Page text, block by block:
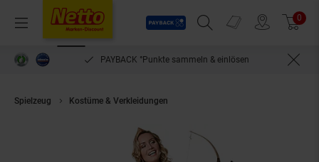
Menü
Payback
Suchfeld einblenden
Prospekte 0
PAYBACK °Punkte sammeln & einlösen
Spielzeug Kostüme & Verkleidungen